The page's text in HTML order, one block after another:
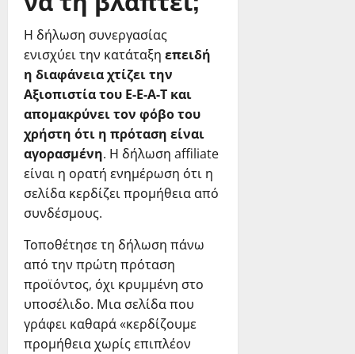
Η δήλωση συνεργασίας
ενισχύει την κατάταξη επειδή
η διαφάνεια χτίζει την
Αξιοπιστία του E-E-A-T και
απομακρύνει τον φόβο του
χρήστη ότι η πρόταση είναι
αγορασμένη. Η δήλωση affiliate
είναι η ορατή ενημέρωση ότι η
σελίδα κερδίζει προμήθεια από
συνδέσμους.
Τοποθέτησε τη δήλωση πάνω
από την πρώτη πρόταση
προϊόντος, όχι κρυμμένη στο
υποσέλιδο. Μια σελίδα που
γράφει καθαρά «κερδίζουμε
προμήθεια χωρίς επιπλέον